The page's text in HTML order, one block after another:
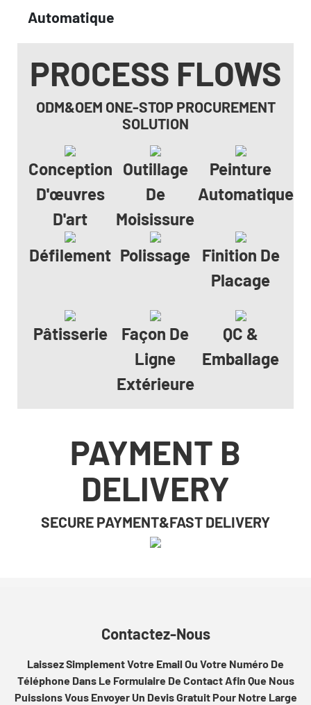
Automatique
PROCESS FLOWS
ODM&OEM ONE-STOP PROCUREMENT
SOLUTION
Conception
D'œuvres
D'art
Outillage
De
Moisissure
Peinture
Automatique
Défilement Polissage
Finition De
Placage
Pâtisserie
Façon De
Ligne
Extérieure
QC &
Emballage
PAYMENT B
DELIVERY
SECURE PAYMENT&FAST DELIVERY
Contactez-Nous
Laissez Simplement Votre Email Ou Votre Numéro De
Téléphone Dans Le Formulaire De Contact Afin Que Nous
Puissions Vous Envoyer Un Devis Gratuit Pour Notre Large